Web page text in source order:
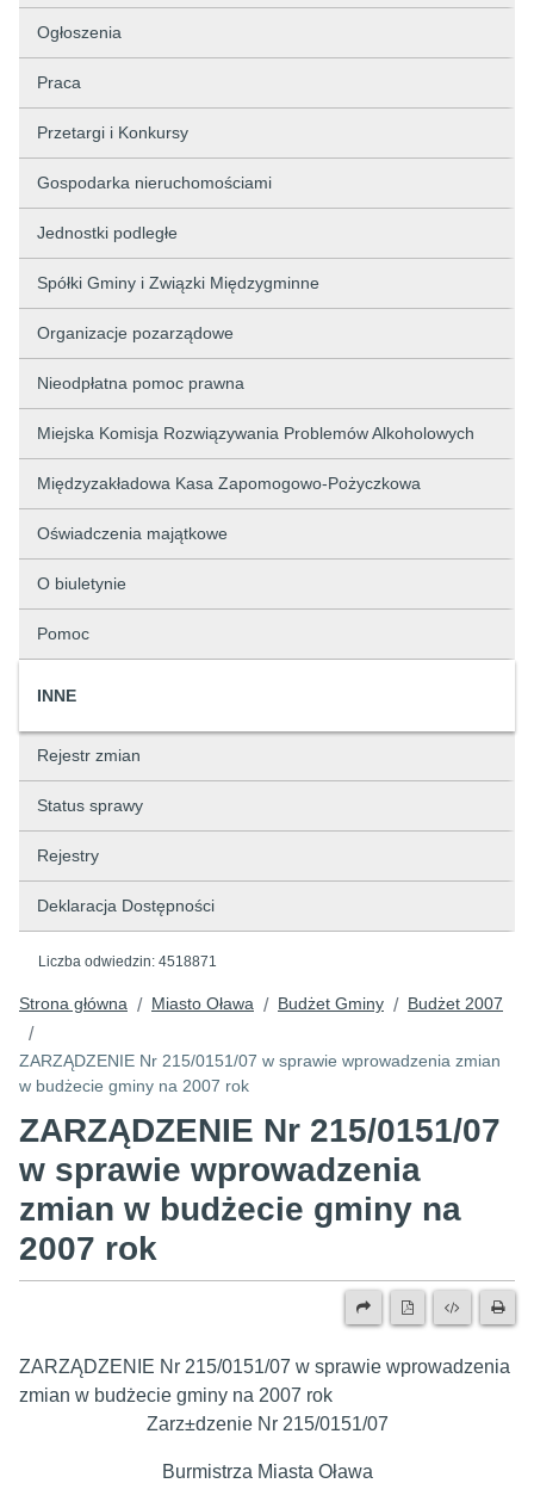
Ogłoszenia
Praca
Przetargi i Konkursy
Gospodarka nieruchomościami
Jednostki podległe
Spółki Gminy i Związki Międzygminne
Organizacje pozarządowe
Nieodpłatna pomoc prawna
Miejska Komisja Rozwiązywania Problemów Alkoholowych
Międzyzakładowa Kasa Zapomogowo-Pożyczkowa
Oświadczenia majątkowe
O biuletynie
Pomoc
INNE
Rejestr zmian
Status sprawy
Rejestry
Deklaracja Dostępności
Liczba odwiedzin: 4518871
Strona główna / Miasto Oława / Budżet Gminy / Budżet 2007
/
ZARZĄDZENIE Nr 215/0151/07 w sprawie wprowadzenia zmian
w budżecie gminy na 2007 rok
ZARZĄDZENIE Nr 215/0151/07
w sprawie wprowadzenia
zmian w budżecie gminy na
2007 rok
ZARZĄDZENIE Nr 215/0151/07 w sprawie wprowadzenia
zmian w budżecie gminy na 2007 rok
Zarz±dzenie Nr 215/0151/07
Burmistrza Miasta Oława